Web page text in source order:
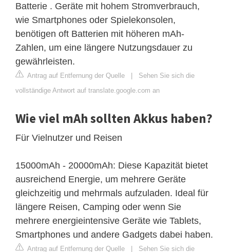
Batterie . Geräte mit hohem Stromverbrauch,
wie Smartphones oder Spielekonsolen,
benötigen oft Batterien mit höheren mAh-
Zahlen, um eine längere Nutzungsdauer zu
gewährleisten.
Antrag auf Entfernung der Quelle | Sehen Sie sich die
vollständige Antwort auf translate.google.com an
Wie viel mAh sollten Akkus haben?
Für Vielnutzer und Reisen
15000mAh - 20000mAh: Diese Kapazität bietet
ausreichend Energie, um mehrere Geräte
gleichzeitig und mehrmals aufzuladen. Ideal für
längere Reisen, Camping oder wenn Sie
mehrere energieintensive Geräte wie Tablets,
Smartphones und andere Gadgets dabei haben.
Antrag auf Entfernung der Quelle | Sehen Sie sich die